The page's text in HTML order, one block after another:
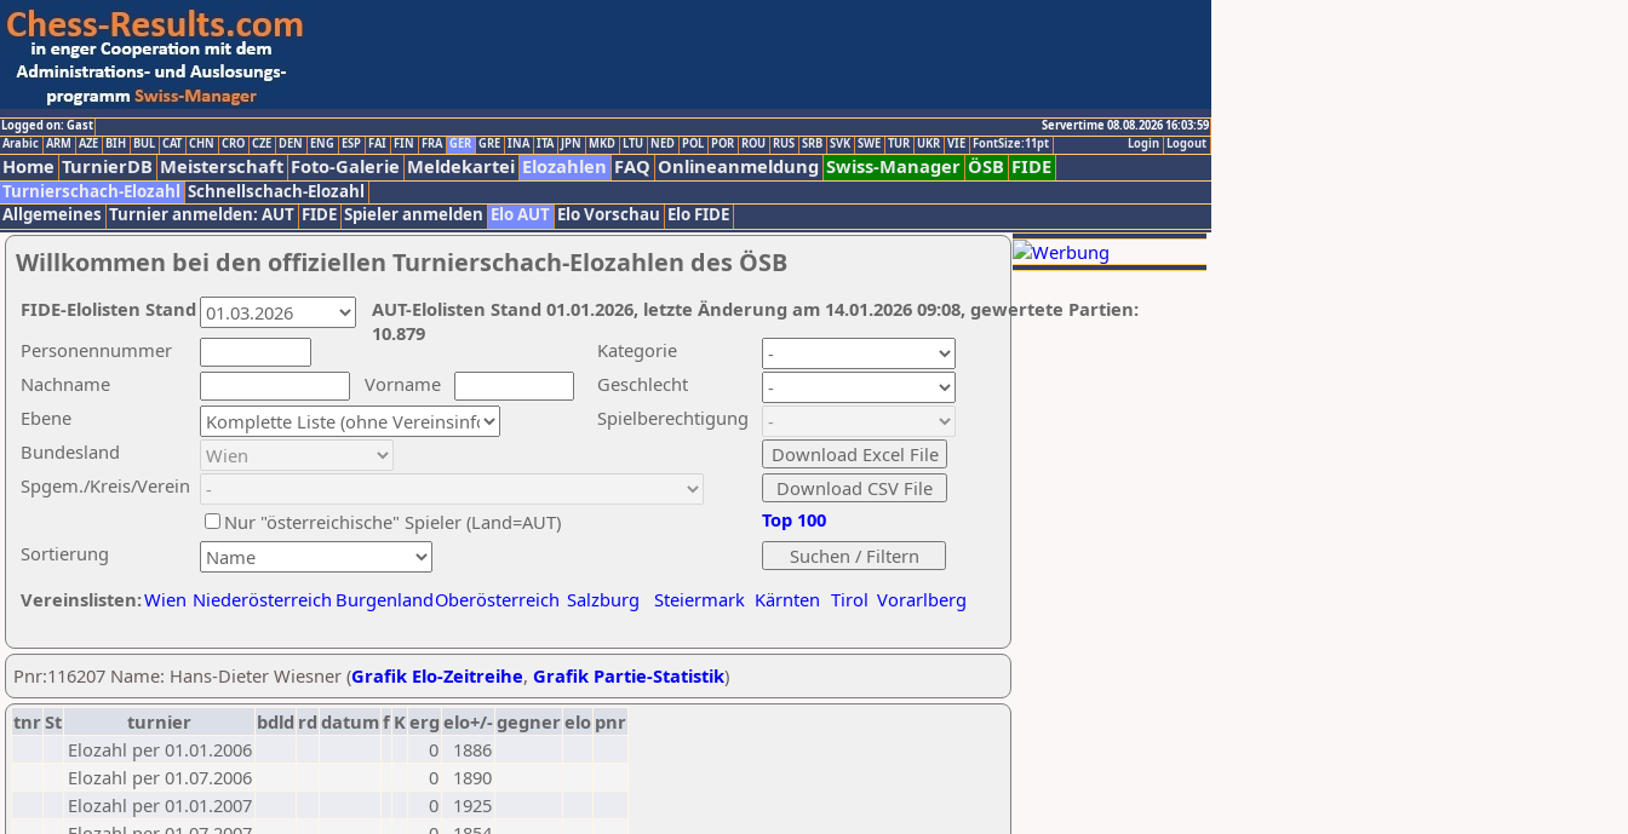
Logged on: Gast
Servertime 08.08.2026 16:03:59
Logout
Login
Arabic ARM AZE BIH BUL CAT CHN CRO CZE DEN ENG ESP FAI FIN FRA GER GRE INA ITA JPN MKD LTU NED POL POR ROU RUS SRB SVK SWE TUR UKR VIE FontSize:11pt
Home TurnierDB Meisterschaft Foto-Galerie Meldekartei Elozahlen FAQ Onlineanmeldung Swiss-Manager ÖSB FIDE
Turnierschach-Elozahl Schnellschach-Elozahl
Allgemeines Turnier anmelden: AUT FIDE Spieler anmelden Elo AUT Elo Vorschau Elo FIDE
Willkommen bei den offiziellen Turnierschach-Elozahlen des ÖSB
Nachname
Vorname
Ebene
Kategorie
Sortierung
Personennummer
Bundesland
Spgem./Kreis/Verein
Geschlecht
Nur "österreichische" Spieler (Land=AUT)
Spielberechtigung
Vereinslisten:Wien Niederösterreich BurgenlandOberösterreich Salzburg Steiermark Kärnten Tirol Vorarlberg
Top 100
AUT-Elolisten Stand 01.01.2026, letzte Änderung am 14.01.2026 09:08, gewertete Partien:
10.879
FIDE-Elolisten Stand
Pnr:116207 Name: Hans-Dieter Wiesner (Grafik Elo-Zeitreihe, Grafik Partie-Statistik)
tnrSt turnier bdld rd datumf Kerg elo+/-gegnerelo pnr
Elozahl per 01.01.2006
0
1886
Elozahl per 01.07.2006
0
1890
Elozahl per 01.01.2007
0
1925